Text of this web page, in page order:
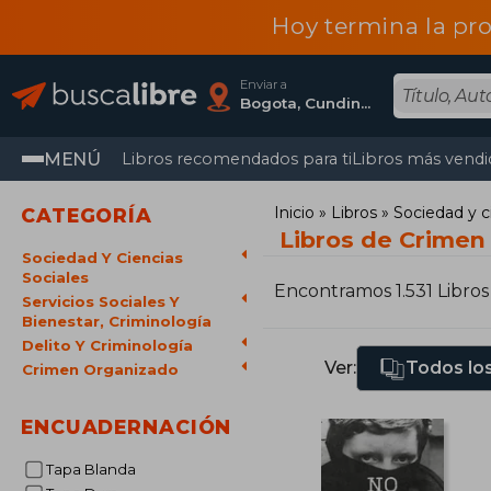
Hoy termina la
Enviar a
Bogota, Cundinamarca
MENÚ Libros recomendados para tiLibros más
CATEGORÍA
Sociedad Y Ciencias
Sociales
Servicios Sociales Y
Bienestar, Criminología
Delito Y Criminología
Crimen Organizado
ENCUADERNACIÓN
Tapa Blanda
Inicio Libros Sociedad y
Libros de
Encontramos 1.531 Libros
Ver: Todos